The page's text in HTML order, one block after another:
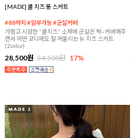
[MADE] 쿨 치즈 롱 스커트
#88까지 #임부가능 #군살커버
가볍고 시원한 "쿨치즈" 소재에 군살은 싹~커버해주
면서 어떤 코디에도 잘 어울리는 뉴 치즈 스커트
(2color)
28,500원 34,500원 17%